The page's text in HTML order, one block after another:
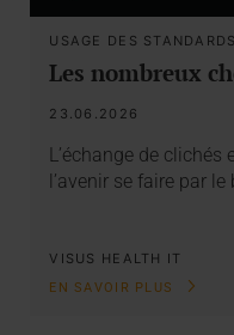
USAGE DES STANDARDS
Les nombreux
23.06.2026
L’échange de clichés
l’avenir se faire par
VISUS HEALTH IT
EN SAVOIR PLUS